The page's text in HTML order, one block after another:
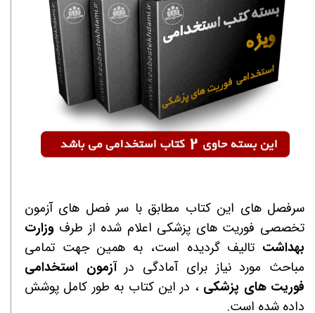
سرفصل های این کتاب مطابق با سر فصل های آزمون
تخصصی فوریت های پزشکی اعلام شده از طرف وزارت
بهداشت تالیف گردیده است، به همین جهت تمامی
مباحث مورد نیاز برای آمادگی درآزمون استخدامی
فوریت های پزشکی، در این کتاب به طور کامل پوشش
داده شده است.